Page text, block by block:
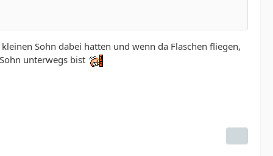
Sohn dabei hatten und wenn da Flaschen fliegen,
unterwegs bist